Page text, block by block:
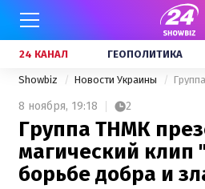
24 КАНАЛ ГЕОПОЛИТИКА
Showbiz Новости Украины
8 ноября, 19:18 2
Группа ТНМК
магический клип
борьбе добра и